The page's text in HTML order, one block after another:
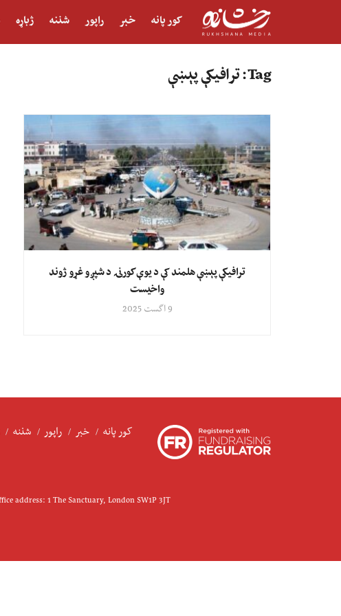
کور پانه خبر راپور شننه ژباړه
Tag: ترافیکې پېښې
ترافیکې پېښې هلمند کې د یوې کورنۍ د شپږو غړو ژوند
واخیست
9 اگست 2025
کور پانه خبر راپور شننه
address: 1 The Sanctuary, London SW1P 3JT